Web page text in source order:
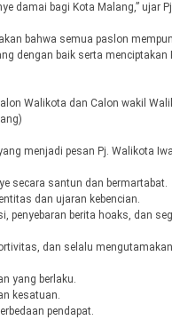
damai bagi Kota Malang,” ujar
bahwa semua paslon
dengan baik serta
Walikota dan Calon wakil
menjadi pesan Pj. Walikota
secara santun dan bermartabat.
dan ujaran kebencian.
penyebaran berita hoaks, dan
dan selalu
yang berlaku.
kesatuan.
pendapat.